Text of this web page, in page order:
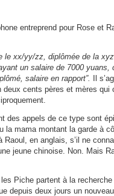
entreprend pour Rose et
le xx/yy/zz, diplômée de la
un salaire de 7000 yuans,
salaire en rapport”.
Il
deux cents pères et mères qui
des appels de ce type sont
la mama montant la garde à
Raoul, en anglais, s’il ne
jeune chinoise. Non. Mais
Piche partent à la
depuis deux jours un